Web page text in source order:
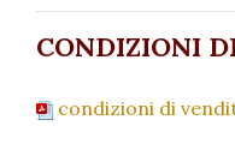
CONDIZIONI
condizioni di